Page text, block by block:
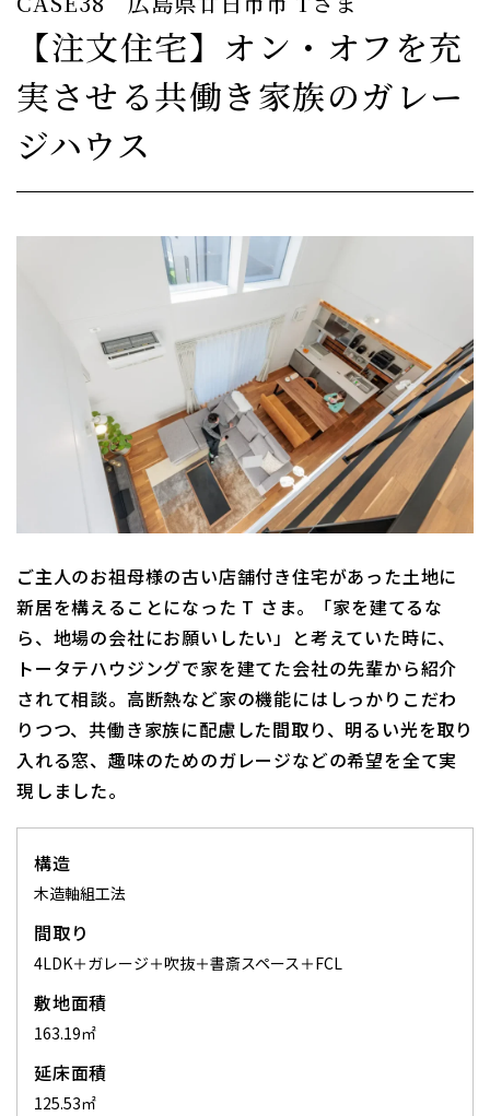
【注文住宅】オン・オフを充
実させる共働き家族のガレー
ジハウス
ご主人のお祖母様の古い店舗付き住宅があった土地に
新居を構えることになった T さま。「家を建てるな
ら、地場の会社にお願いしたい」と考えていた時に、
トータテハウジングで家を建てた会社の先輩から紹介
されて相談。高断熱など家の機能にはしっかりこだわ
りつつ、共働き家族に配慮した間取り、明るい光を取り
入れる窓、趣味のためのガレージなどの希望を全て実
現しました。
構造
木造軸組工法
間取り
4LDK＋ガレージ＋吹抜＋書斎スペース＋FCL
敷地面積
163.19㎡
延床面積
125.53㎡